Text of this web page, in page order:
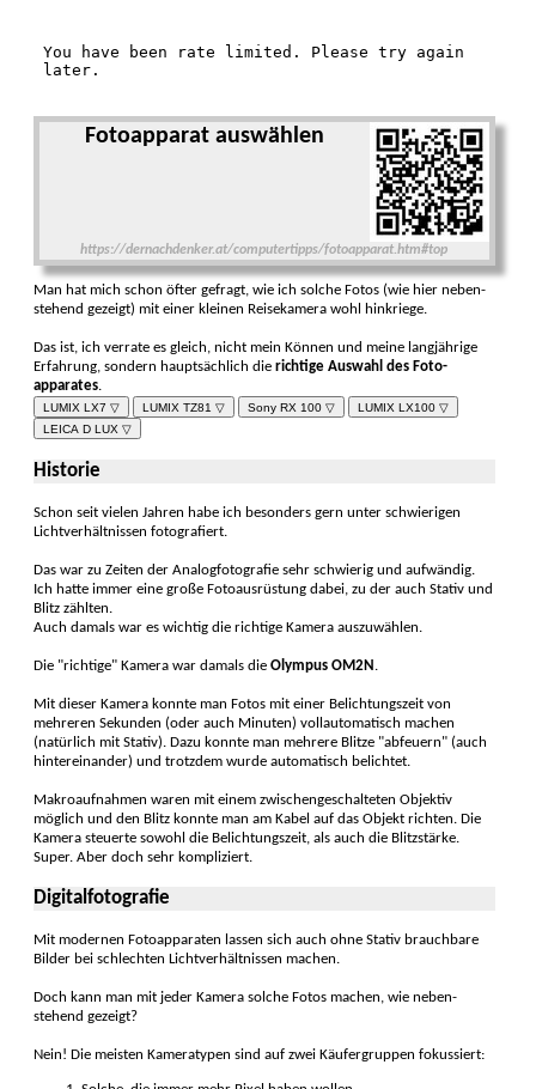
Fotoapparat auswählen
https://dernachdenker.at/computertipps/fotoapparat.htm#top
Man hat mich schon öfter gefragt, wie ich solche Fotos (wie hier neben­
stehend gezeigt) mit einer kleinen Reise­kamera wohl hinkriege.
Das ist, ich verrate es gleich, nicht mein Können und meine langjährige
Erfahrung, sondern hauptsäch­lich die richtige Aus­wahl des Foto­
apparates.
LUMIX LX7 ▽ LUMIX TZ81 ▽ Sony RX 100 ▽
LUMIX LX100 ▽
LEICA D LUX ▽
Historie
Schon seit vielen Jahren habe ich besonders gern unter schwie­rigen
Licht­ver­hältnissen foto­grafiert.
Das war zu Zeiten der Analog­foto­grafie sehr schwierig und aufwändig.
Ich hatte immer eine große Fotoausrüstung dabei, zu der auch Stativ und
Blitz zählten.
Auch damals war es wichtig die rich­tige Kamera auszuwählen.
Die "richtige" Kamera war damals die Olympus OM2N .
Mit dieser Kamera konnte man Fotos mit einer Belich­tungs­zeit von
mehreren Sekunden (oder auch Minuten) vollauto­matisch machen
(natürlich mit Sta­tiv). Dazu konnte man mehrere Blitze "abfeuern" (auch
hinter­einander) und trotz­dem wurde automa­tisch belich­tet.
Makro­aufnahmen waren mit einem zwischen­geschal­teten Objektiv
möglich und den Blitz konnte man am Kabel auf das Objekt richten. Die
Kamera steuerte sowohl die Be­lichtungs­zeit, als auch die Blitz­stärke.
Super. Aber doch sehr kompli­ziert.
Digitalfotografie
Mit modernen Fotoapparaten lassen sich auch ohne Stativ brauchbare
Bilder bei schlechten Lichtverhältnissen machen.
Doch kann man mit jeder Kamera solche Fotos machen, wie neben­
stehend gezeigt?
Nein! Die meisten Kameratypen sind auf zwei Käufer­gruppen fokus­siert: